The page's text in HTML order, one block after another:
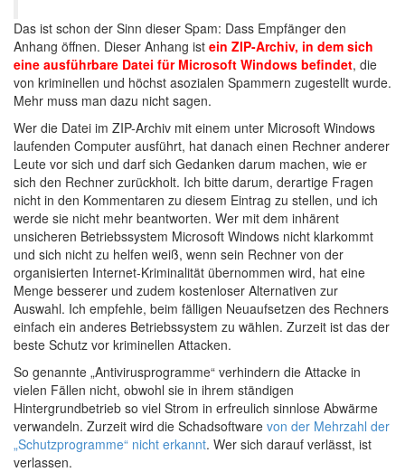
Das ist schon der Sinn dieser Spam: Dass Empfänger den
Anhang öffnen. Dieser Anhang ist ein ZIP-Archiv, in dem sich
eine ausführbare Datei für Microsoft Windows befindet, die
von kriminellen und höchst asozialen Spammern zugestellt wurde.
Mehr muss man dazu nicht sagen.
Wer die Datei im ZIP-Archiv mit einem unter Microsoft Windows
laufenden Computer ausführt, hat danach einen Rechner anderer
Leute vor sich und darf sich Gedanken darum machen, wie er
sich den Rechner zurückholt. Ich bitte darum, derartige Fragen
nicht in den Kommentaren zu diesem Eintrag zu stellen, und ich
werde sie nicht mehr beantworten. Wer mit dem inhärent
unsicheren Betriebssystem Microsoft Windows nicht klarkommt
und sich nicht zu helfen weiß, wenn sein Rechner von der
organisierten Internet-Kriminalität übernommen wird, hat eine
Menge besserer und zudem kostenloser Alternativen zur
Auswahl. Ich empfehle, beim fälligen Neuaufsetzen des Rechners
einfach ein anderes Betriebssystem zu wählen. Zurzeit ist das der
beste Schutz vor kriminellen Attacken.
So genannte „Antivirusprogramme“ verhindern die Attacke in
vielen Fällen nicht, obwohl sie in ihrem ständigen
Hintergrundbetrieb so viel Strom in erfreulich sinnlose Abwärme
verwandeln. Zurzeit wird die Schadsoftware von der Mehrzahl der
„Schutzprogramme“ nicht erkannt. Wer sich darauf verlässt, ist
verlassen.